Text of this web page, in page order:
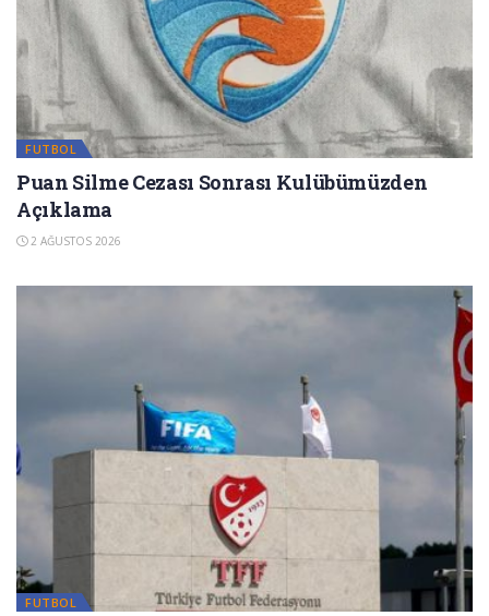
FUTBOL
Puan Silme Cezası Sonrası Kulübümüzden
Açıklama
2 AĞUSTOS 2026
FUTBOL